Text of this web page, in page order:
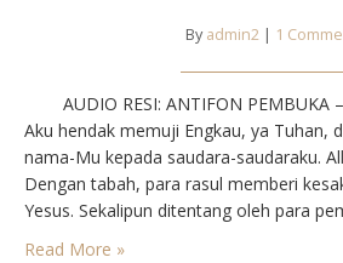
By admin2 | 1
AUDIO RESI: ANTIFON PEMBUKA
Aku hendak memuji Engkau, ya Tuhan,
nama-Mu kepada saudara-saudaraku.
Dengan tabah, para rasul memberi
Yesus. Sekalipun ditentang oleh para
bahkan ditahan, namun berkat
Read More »